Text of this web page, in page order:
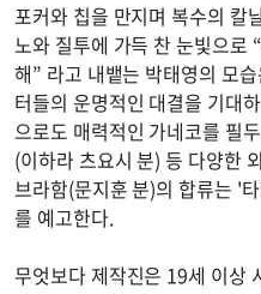
포커와 칩을 만지며 복수의 칼
노와 질투에 가득 찬 눈빛으로
해” 라고 내뱉는 박태영의 모
터들의 운명적인 대결을 기대
으로도 매력적인 가네코를 필
(이하라 츠요시 분) 등 다양한
브라함(문지훈 분)의 합류는 '
를 예고한다.
무엇보다 제작진은 19세 이상